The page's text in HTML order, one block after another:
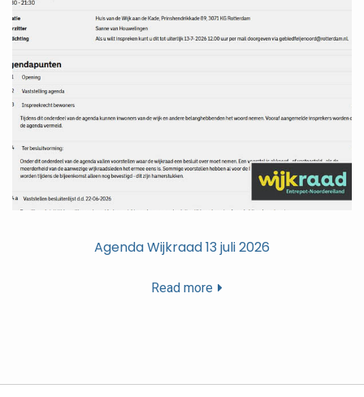
Agenda Wijkraad 13 juli 2026
Read more